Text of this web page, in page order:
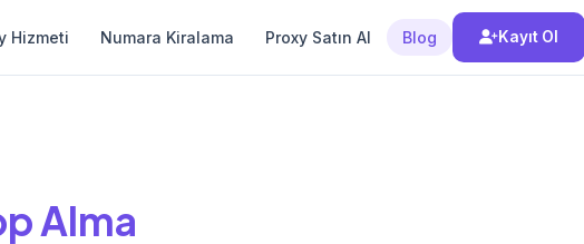
Hizmeti Numara Kiralama Proxy Satın Al Blog Kayıt Ol
Alma